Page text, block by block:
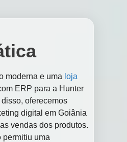
moderna e uma loja
ERP para a Hunter
disso, oferecemos
digital em Goiânia
vendas dos produtos.
permitiu uma